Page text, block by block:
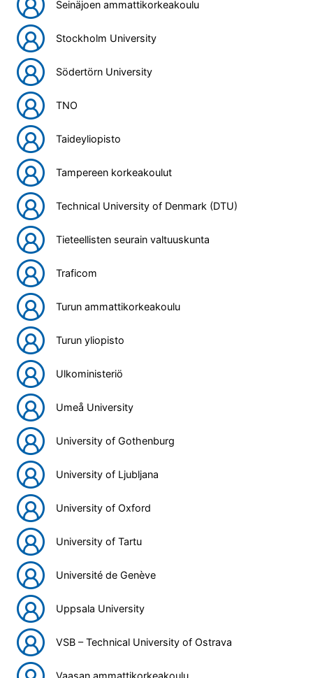
Seinäjoen ammattikorkeakoulu
Stockholm University
Södertörn University
TNO
Taideyliopisto
Tampereen korkeakoulut
Technical University of Denmark (DTU)
Tieteellisten seurain valtuuskunta
Traficom
Turun ammattikorkeakoulu
Turun yliopisto
Ulkoministeriö
Umeå University
University of Gothenburg
University of Ljubljana
University of Oxford
University of Tartu
Université de Genève
Uppsala University
VSB – Technical University of Ostrava
Vaasan ammattikorkeakoulu